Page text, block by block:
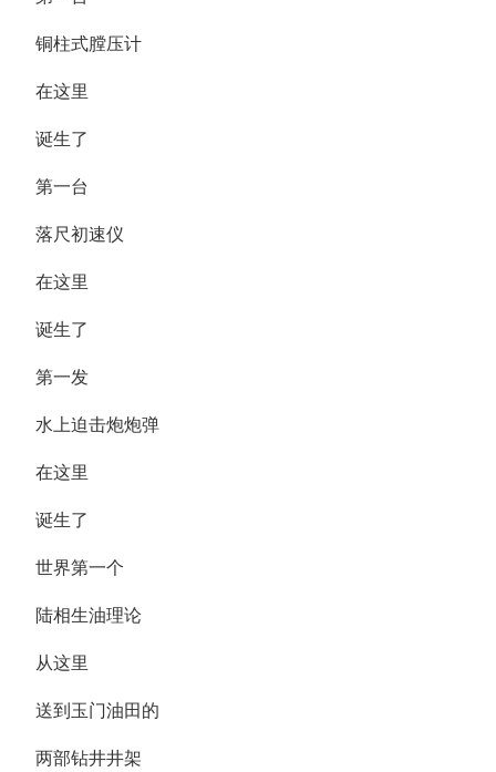
铜柱式膛压计
在这里
诞生了
第一台
落尺初速仪
在这里
诞生了
第一发
水上迫击炮炮弹
在这里
诞生了
世界第一个
陆相生油理论
从这里
送到玉门油田的
两部钻井井架